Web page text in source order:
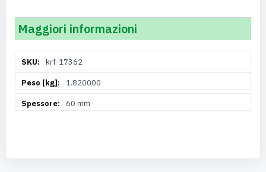
Maggiori informazioni
Informazionikrf-17362
1.820000
60 mm